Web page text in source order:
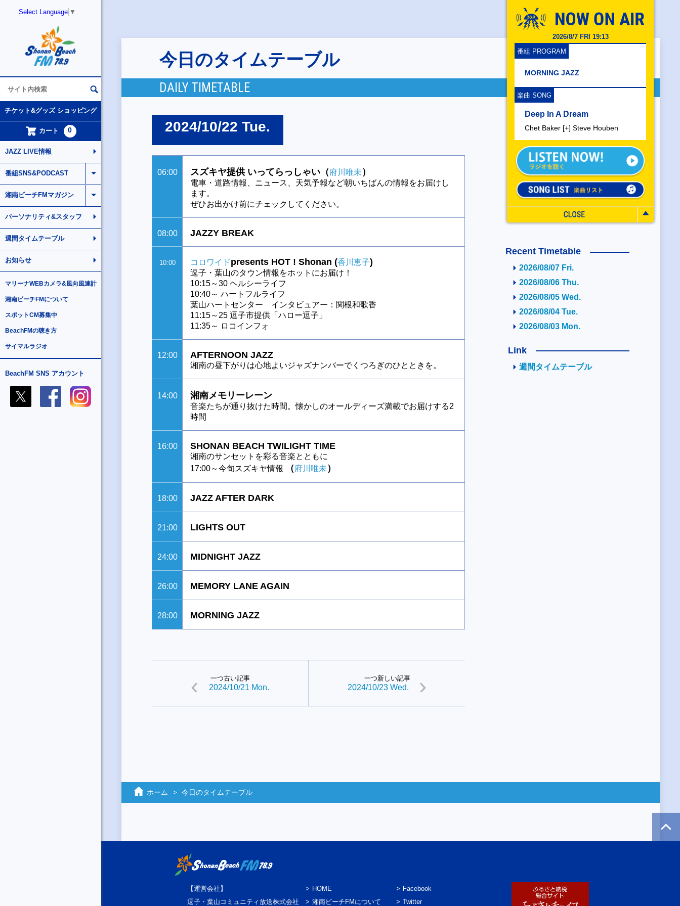
Select Language ▼
2026/8/7 FRI 19:13
番組 PROGRAM
MORNING JAZZ
楽曲 SONG
Deep In A Dream
Chet Baker [+] Steve Houben
チケット&グッズ ショッピング
カート 0
JAZZ LIVE情報
番組SNS&PODCAST
湘南ビーチFMマガジン
パーソナリティ&スタッフ
週間タイムテーブル
お知らせ
マリーナWEBカメラ&風向風速計
湘南ビーチFMについて
スポットCM募集中
BeachFMの聴き方
サイマルラジオ
BeachFM SNS アカウント
今日のタイムテーブル
DAILY TIMETABLE
2024/10/22 Tue.
06:00 スズキヤ提供 いってらっしゃい（ 府川唯未）
電車・道路情報、ニュース、天気予報など朝いちばんの情報をお届けし
ます。
ぜひお出かけ前にチェックしてください。
08:00 JAZZY BREAK
10:00 コロワイドpresents HOT ! Shonan (香川恵子)
逗子・葉山のタウン情報をホットにお届け！
10:15～30 ヘルシーライフ
10:40～ ハートフルライフ
葉山ハートセンター インタビュアー：関根和歌香
11:15～25 逗子市提供「ハロー逗子」
11:35～ ロコインフォ
12:00 AFTERNOON JAZZ
湘南の昼下がりは心地よいジャズナンバーでくつろぎのひとときを。
14:00 湘南メモリーレーン
音楽たちが通り抜けた時間。懐かしのオールディーズ満載でお届けする2
時間
16:00 SHONAN BEACH TWILIGHT TIME
湘南のサンセットを彩る音楽とともに
17:00～今旬スズキヤ情報
（ 府川唯未）
18:00 JAZZ AFTER DARK
21:00 LIGHTS OUT
24:00 MIDNIGHT JAZZ
26:00 MEMORY LANE AGAIN
28:00 MORNING JAZZ
一つ古い記事
2024/10/21 Mon.
一つ新しい記事
2024/10/23 Wed.
Recent Timetable
2026/08/07 Fri.
2026/08/06 Thu.
2026/08/05 Wed.
2026/08/04 Tue.
2026/08/03 Mon.
Link
週間タイムテーブル
ホーム 今日のタイムテーブル
【運営会社】
逗子・葉山コミュニティ放送株式会社
HOME
湘南ビーチFMについて
Facebook
Twitter